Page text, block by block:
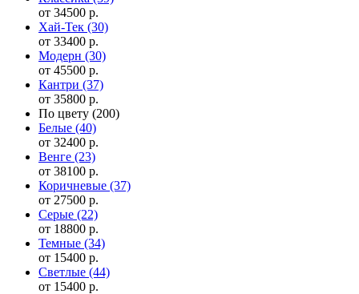
от 34500 р.
Хай-Тек (30)
от 33400 р.
Модерн (30)
от 45500 р.
Кантри (37)
от 35800 р.
По цвету (200)
Белые (40)
от 32400 р.
Венге (23)
от 38100 р.
Коричневые (37)
от 27500 р.
Серые (22)
от 18800 р.
Темные (34)
от 15400 р.
Светлые (44)
от 15400 р.